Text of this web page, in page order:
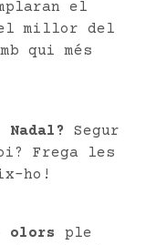
el
millor del
qui més
Segur
Frega les
ho!
olors ple